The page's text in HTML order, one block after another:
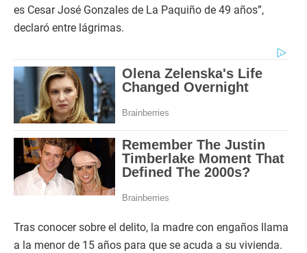
es Cesar José Gonzales de La Paquiño de 49 años”,
declaró entre lágrimas.
Tras conocer sobre el delito, la madre con engaños llama
a la menor de 15 años para que se acuda a su vivienda.